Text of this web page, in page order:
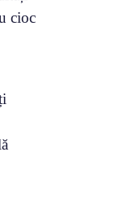
cioc